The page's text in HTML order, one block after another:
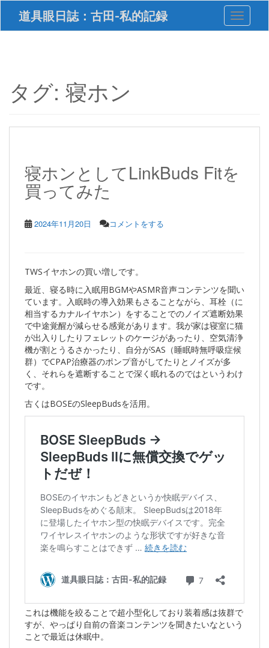
i
道具眼日誌：古田-私的記録 Toggle
タグ: 寝ホン
寝ホンとしてLinkBuds Fitを
買ってみた
2024年11月20日 コメントをする
TWSイヤホンの買い増しです。
最近、寝る時に入眠用BGMやASMR音声コンテンツを聞い
ています。入眠時の導入効果もさることながら、耳栓（に
相当するカナルイヤホン）をすることでのノイズ遮断効果
で中途覚醒が減らせる感覚があります。我が家は寝室に猫
が出入りしたりフェレットのケージがあったり、空気清浄
機が割とうるさかったり、自分がSAS（睡眠時無呼吸症候
群）でCPAP治療器のポンプ音がしてたりとノイズが多
く、それらを遮断することで深く眠れるのではというわけ
です。
古くはBOSEのSleepBudsを活用。
これは機能を絞ることで超小型化しており装着感は抜群で
すが、やっぱり自前の音楽コンテンツを聞きたいなという
ことで最近は休眠中。